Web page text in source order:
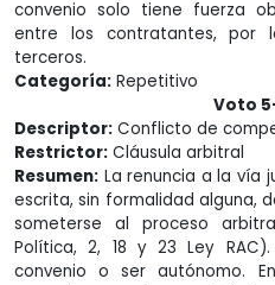
convenio solo tiene fuerza
entre los contratantes,
terceros.
Categoría: Repetitivo
Voto
Descriptor: Conflicto de
Restrictor: Cláusula arbitral
Resumen: La renuncia a la vía
escrita, sin formalidad alguna,
someterse al proceso
Política, 2, 18 y 23 Ley
convenio o ser autónomo.